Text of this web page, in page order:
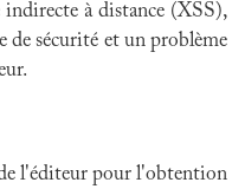
à distance (XSS),
sécurité et un problème
l'éditeur pour l'obtention